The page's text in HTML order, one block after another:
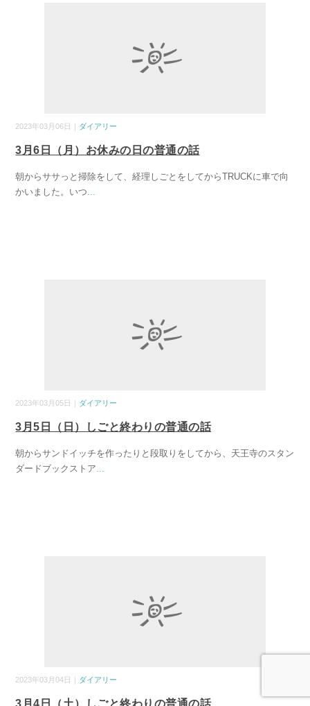
2023年03月06日｜ ダイアリー
3月6日（月）お休みの日の普通の話
朝からササっと掃除をして、経理しごとをしてからTRUCKに車で向
かいました。いつ...
2023年03月05日｜ ダイアリー
3月5日（日）しごと終わりの普通の話
朝からサンドイッチを作ったりと段取りをしてから、天王寺のスタン
ダードブックストア...
2023年03月04日｜ ダイアリー
3月4日（土）しごと終わりの普通の話